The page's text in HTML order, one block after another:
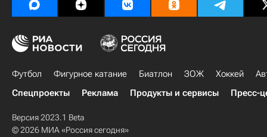
Футбол Фигурное катание Биатлон ЗОЖ Хоккей
Спецпроекты
Реклама Продукты и сервисы Пресс-
Версия 2023.1 Beta
© 2026 МИА «Россия сегодня»